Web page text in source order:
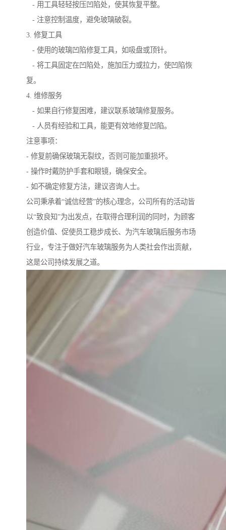
- 用工具轻轻按压凹陷处，使其恢复平整。
- 注意控制温度，避免玻璃破裂。
3. 修复工具
- 使用的玻璃凹陷修复工具，如吸盘或顶针。
- 将工具固定在凹陷处，施加压力或拉力，使凹陷恢
复。
4. 维修服务
- 如果自行修复困难，建议联系玻璃修复服务。
- 人员有经验和工具，能更有效地修复凹陷。
注意事项：
- 修复前确保玻璃无裂纹，否则可能加重损坏。
- 操作时戴防护手套和眼镜，确保安全。
- 如不确定修复方法，建议咨询人士。
公司秉承着“诚信经营”的核心理念，公司所有的活动皆
以“致良知”为出发点，在取得合理利润的同时，为顾客
创造价值、促使员工稳步成长、为汽车玻璃后服务市场
行业，专注于做好汽车玻璃服务为人类社会作出贡献，
这是公司持续发展之道。